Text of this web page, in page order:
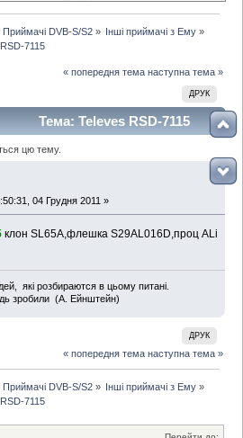
Приймачі DVB-S/S2» Інші приймачі з Ему»
7115
« попередня тема наступна тема »
ДРУК
Тема: Televes RSD-7115
цю тему.
04 Грудня 2011 »
клон SL65A,флешка S29AL016D,проц ALi
які розбираются в цьому питані.
зробили (А. Ейнштейн)
ДРУК
« попередня тема наступна тема »
Приймачі DVB-S/S2» Інші приймачі з Ему»
7115